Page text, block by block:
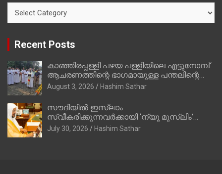
Recent Posts
കാഞ്ഞിരപ്പള്ളി പഴയ പള്ളിയിലെ എട്ടുനോമ്പ്
ആചരണത്തിന്റെ ഭാഗമായുള്ള പന്തലിന്റെ
കാൽനാട്ട് കർമ്മം ആർച്ച് പ്രീസ്റ്റ് വെരി.
റവ.ഫാ. കുര്യൻ താമരശ്ശേരി നിർവഹിക്കുന്നു.
August 3, 2026 Hashim Sathar
സൗദിയില്‍ ഇസ്‌ലാം
സ്വീകരിക്കുന്നവര്‍ക്കായി ‘ന്യൂ മുസ്ലിം’
ഡിജിറ്റല്‍ കാര്‍ഡ് സേവനം ആരംഭിച്ചു
July 30, 2026 Hashim Sathar